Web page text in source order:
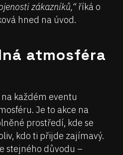
zákazníků,“říká o
hned na úvod.
atmosféra
na každém eventu
Je to akce na
prostředí, kde se
kdo ti přijde zajímavý.
stejného důvodu –